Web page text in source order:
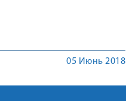
05 Июнь 2018